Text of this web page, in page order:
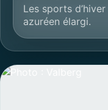
Les sports
azuréen élargi.